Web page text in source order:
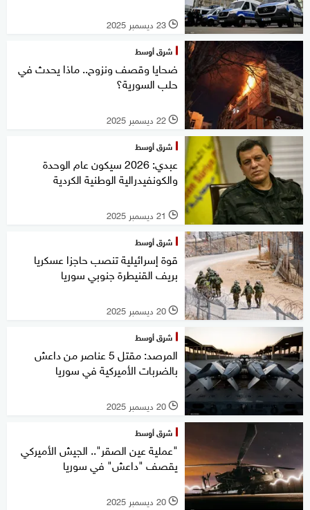
l 23 ديسمبر 2025
شرق أوسط
ضحايا وقصف ونزوح.. ماذا يحدث في
حلب السورية؟
l 22 ديسمبر 2025
شرق أوسط
عبدي: 2026 سيكون عام الوحدة
والكونفيدرالية الوطنية الكردية
l 21 ديسمبر 2025
شرق أوسط
قوة إسرائيلية تنصب حاجزا عسكريا
بريف القنيطرة جنوبي سوريا
l 20 ديسمبر 2025
شرق أوسط
المرصد: مقتل 5 عناصر من داعش
بالضربات الأميركية في سوريا
l 20 ديسمبر 2025
شرق أوسط
"عملية عين الصقر".. الجيش الأميركي
يقصف "داعش" في سوريا
l 20 ديسمبر 2025